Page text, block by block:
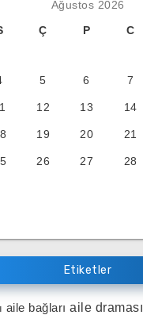
Ağustos 2026
Ç P C
5 6 7
12 13 14
19 20 21
26 27 28
Etiketler
aile bağları aile draması